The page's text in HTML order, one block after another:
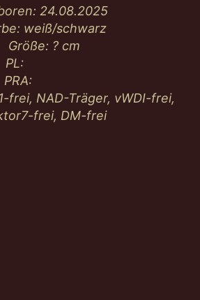
24.08.2025
weiß/schwarz
Größe: ?cm
PL:
PRA:
frei, NAD-Träger, vWDI-frei,
frei, DM-frei